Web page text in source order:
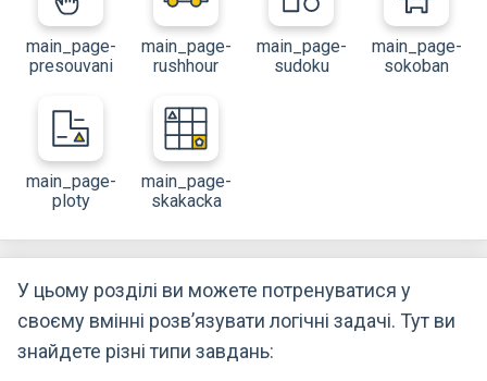
main_page-
presouvani
main_page-
rushhour
main_page-
sudoku
main_page-
sokoban
main_page-
ploty
main_page-
skakacka
У цьому розділі ви можете потренуватися у
своєму вмінні розв’язувати логічні задачі. Тут ви
знайдете різні типи завдань: